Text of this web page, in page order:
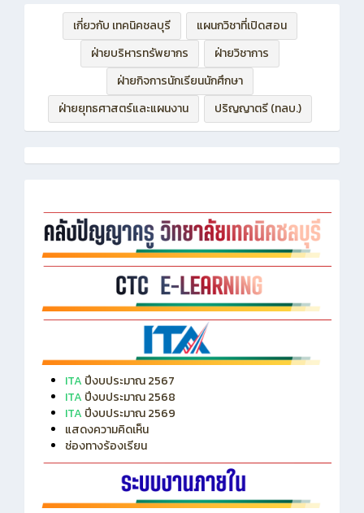
เกี่ยวกับ เทคนิคชลบุรี
แผนกวิชาที่เปิดสอน
ฝ่ายบริหารทรัพยากร
ฝ่ายวิชาการ
ฝ่ายกิจการนักเรียนนักศึกษา
ฝ่ายยุทธศาสตร์และแผนงาน
ปริญญาตรี (ทลบ.)
ITA ปีงบประมาณ 2567
ITA ปีงบประมาณ 2568
ITAปีงบประมาณ 2569
แสดงความคิดเห็น
ช่องทางร้องเรียน